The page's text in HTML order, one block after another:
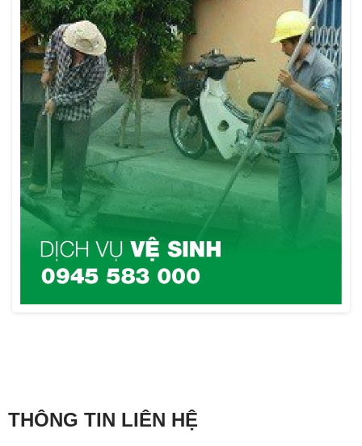
THÔNG TIN LIÊN HỆ